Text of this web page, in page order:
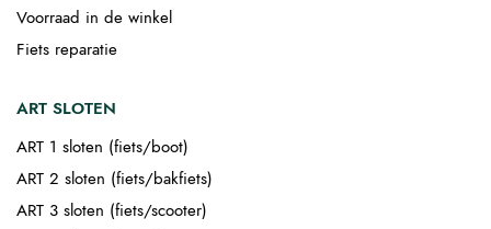
Voorraad in de winkel
Fiets reparatie
ART SLOTEN
ART 1 sloten (fiets/boot)
ART 2 sloten (fiets/bakfiets)
ART 3 sloten (fiets/scooter)